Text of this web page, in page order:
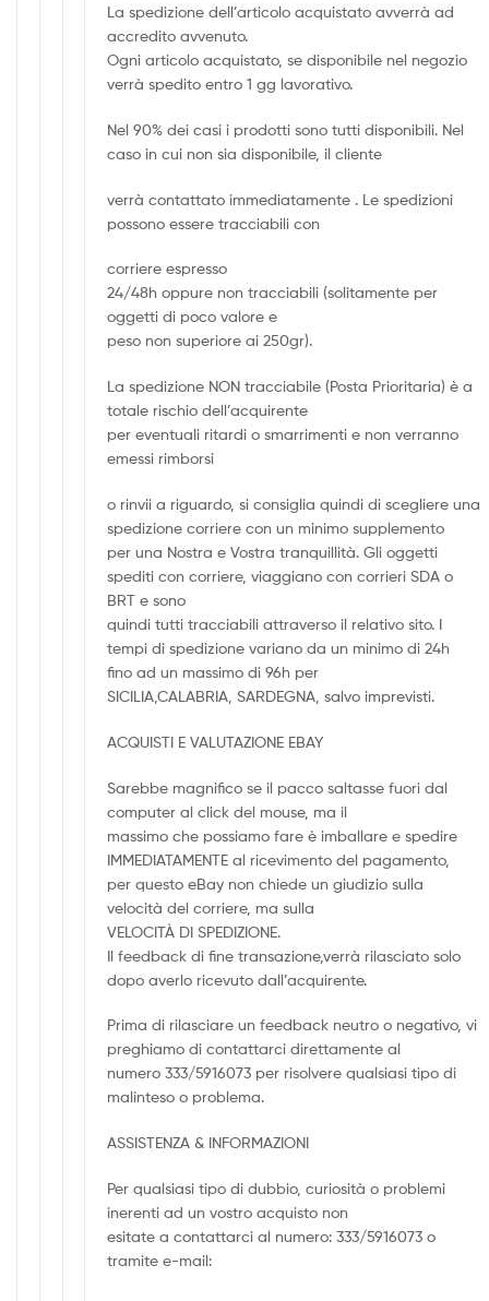
La spedizione dell’articolo acquistato avverrà ad
accredito avvenuto.
Ogni articolo acquistato, se disponibile nel negozio
verrà spedito entro 1 gg lavorativo.
Nel 90% dei casi i prodotti sono tutti disponibili. Nel
caso in cui non sia disponibile, il cliente
verrà contattato immediatamente . Le spedizioni
possono essere tracciabili con
corriere espresso
24/48h oppure non tracciabili (solitamente per
oggetti di poco valore e
peso non superiore ai 250gr).
La spedizione NON tracciabile (Posta Prioritaria) è a
totale rischio dell’acquirente
per eventuali ritardi o smarrimenti e non verranno
emessi rimborsi
o rinvii a riguardo, si consiglia quindi di scegliere una
spedizione corriere con un minimo supplemento
per una Nostra e Vostra tranquillità. Gli oggetti
spediti con corriere, viaggiano con corrieri SDA o
BRT e sono
quindi tutti tracciabili attraverso il relativo sito. I
tempi di spedizione variano da un minimo di 24h
fino ad un massimo di 96h per
SICILIA,CALABRIA, SARDEGNA, salvo imprevisti.
ACQUISTI E VALUTAZIONE EBAY
Sarebbe magnifico se il pacco saltasse fuori dal
computer al click del mouse, ma il
massimo che possiamo fare è imballare e spedire
IMMEDIATAMENTE al ricevimento del pagamento,
per questo eBay non chiede un giudizio sulla
velocità del corriere, ma sulla
VELOCITÀ DI SPEDIZIONE.
Il feedback di fine transazione,verrà rilasciato solo
dopo averlo ricevuto dall’acquirente.
Prima di rilasciare un feedback neutro o negativo, vi
preghiamo di contattarci direttamente al
numero 333/5916073 per risolvere qualsiasi tipo di
malinteso o problema.
ASSISTENZA & INFORMAZIONI
Per qualsiasi tipo di dubbio, curiosità o problemi
inerenti ad un vostro acquisto non
esitate a contattarci al numero: 333/5916073 o
tramite e-mail: